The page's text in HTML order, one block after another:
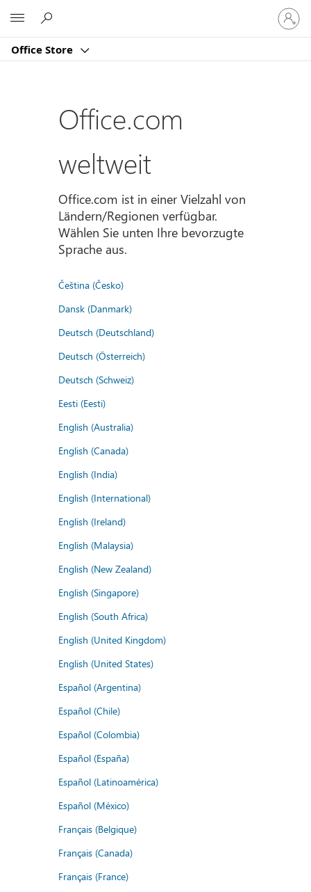
Office Store
Bei
Ihrem
Konto
Office.com
weltweit
Office.com ist in einer Vielzahl von
Ländern/Regionen verfügbar.
Wählen Sie unten Ihre bevorzugte
Sprache aus.
Čeština (Česko)
Dansk (Danmark)
Deutsch (Deutschland)
Deutsch (Österreich)
Deutsch (Schweiz)
Eesti (Eesti)
English (Australia)
English (Canada)
English (India)
English (International)
English (Ireland)
English (Malaysia)
English (New Zealand)
English (Singapore)
English (South Africa)
English (United Kingdom)
English (United States)
Español (Argentina)
Español (Chile)
Español (Colombia)
Español (España)
Español (Latinoamérica)
Español (México)
Français (Belgique)
Français (Canada)
Français (France)